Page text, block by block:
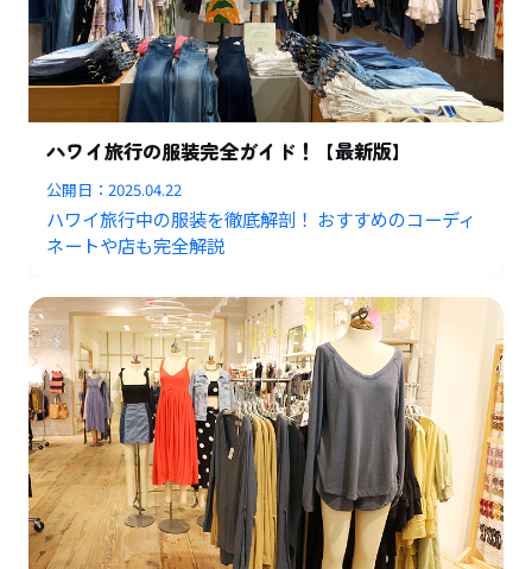
ハワイ旅行の服装完全ガイド！【最新版】
公開日：2025.04.22
ハワイ旅行中の服装を徹底解剖！ おすすめのコーディ
ネートや店も完全解説